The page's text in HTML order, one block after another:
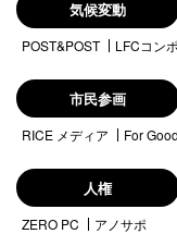
気候変動
POST&POST LFCコン
市民参画
RICE メディア For Good
人権
ZERO PC アノサポ